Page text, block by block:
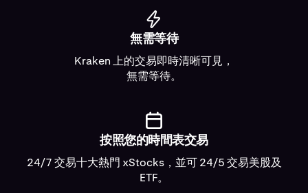
無需等待
Kraken 上的交易即時清晰可見，
無需等待。
按照您的時間表交易
24/7 交易十大熱門 xStocks，並可 24/5 交易美股及
ETF。